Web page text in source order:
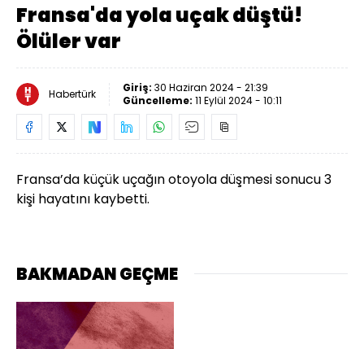
Fransa'da yola uçak düştü!
Ölüler var
Habertürk Giriş: 30 Haziran 2024 - 21:39
Güncelleme: 11 Eylül 2024 - 10:11
Fransa’da küçük uçağın otoyola düşmesi sonucu 3
kişi hayatını kaybetti.
BAKMADAN GEÇME